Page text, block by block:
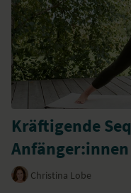
Kräftigende
Anfänger:innen
Christina Lobe